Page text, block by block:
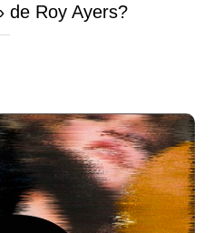
de Roy Ayers?